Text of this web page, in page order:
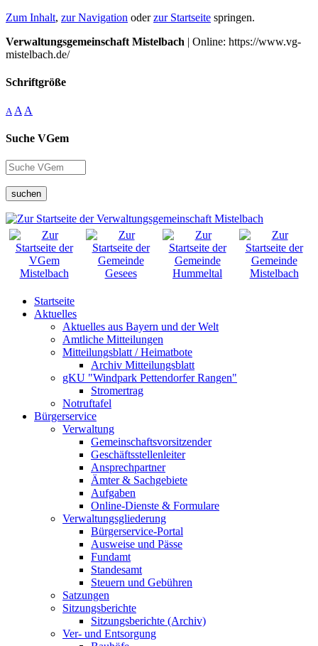
Zum Inhalt, zur Navigation oderzur Startseite springen.
Verwaltungsgemeinschaft Mistelbach | Online: https://www.vg-
mistelbach.de/
Schriftgröße
A A A
Suche VGem
suchen
Startseite
Aktuelles
Aktuelles aus Bayern und der Welt
Amtliche Mitteilungen
Mitteilungsblatt / Heimatbote
Archiv Mitteilungsblatt
gKU "Windpark Pettendorfer Rangen"
Stromertrag
Notruftafel
Bürgerservice
Verwaltung
Gemeinschaftsvorsitzender
Geschäftsstellenleiter
Ansprechpartner
Ämter & Sachgebiete
Aufgaben
Online-Dienste & Formulare
Verwaltungsgliederung
Bürgerservice-Portal
Ausweise und Pässe
Fundamt
Standesamt
Steuern und Gebühren
Satzungen
Sitzungsberichte
Sitzungsberichte (Archiv)
Ver- und Entsorgung